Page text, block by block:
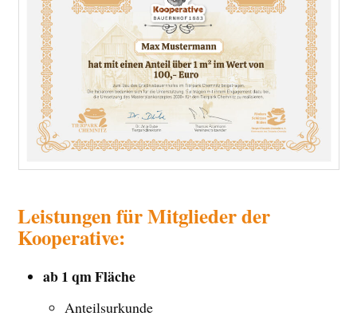
Leistungen für Mitglieder der
Kooperative:
ab 1 qm Fläche
Anteilsurkunde